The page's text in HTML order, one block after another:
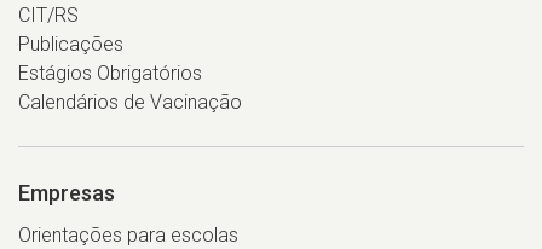
CIT/RS
Publicações
Estágios Obrigatórios
Calendários de Vacinação
Empresas
Orientações para escolas